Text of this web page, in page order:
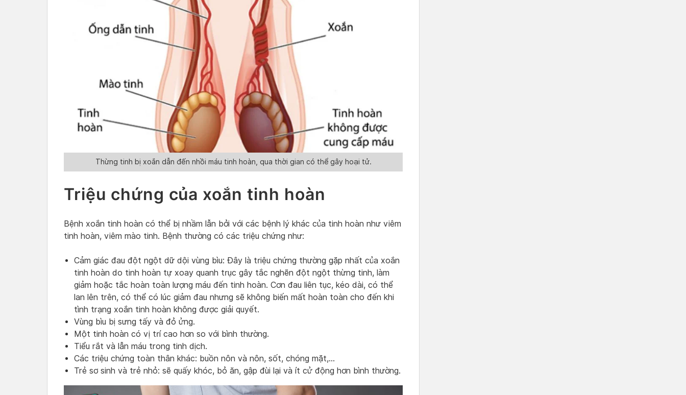
Thừng tinh bị xoắn dẫn đến nhồi máu tinh hoàn, qua thời gian có thể gây hoại tử.
Triệu chứng của xoắn tinh hoàn
Bệnh xoắn tinh hoàn có thể bị nhầm lẫn bởi với các bệnh lý khác của tinh hoàn như viêm
tinh hoàn, viêm mào tinh. Bệnh thường có các triệu chứng như:
Cảm giác đau đột ngột dữ dội vùng bìu: Đây là triệu chứng thường gặp nhất của xoắn
tinh hoàn do tinh hoàn tự xoay quanh trục gây tắc nghẽn đột ngột thừng tinh, làm
giảm hoặc tắc hoàn toàn lượng máu đến tinh hoàn. Cơn đau liên tục, kéo dài, có thể
lan lên trên, có thể có lúc giảm đau nhưng sẽ không biến mất hoàn toàn cho đến khi
tình trạng xoắn tinh hoàn không được giải quyết.
Vùng bìu bị sưng tấy và đỏ ửng.
Một tinh hoàn có vị trí cao hơn so với bình thường.
Tiểu rắt và lẫn máu trong tinh dịch.
Các triệu chứng toàn thân khác: buồn nôn và nôn, sốt, chóng mặt,…
Trẻ sơ sinh và trẻ nhỏ: sẽ quấy khóc, bỏ ăn, gập đùi lại và ít cử động hơn bình thường.